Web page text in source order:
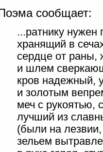
сообщает:
...ратнику нужен
хранящий в
сердце от раны,
и шлем
кров надежный,
и золотым
меч с рукоятью,
лучший из
(были на
зельем